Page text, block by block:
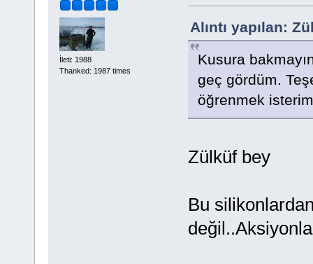
İleti: 1988
Thanked: 1987 times
Alıntı yapılan:
Kusura
geç gördüm.
öğrenmek
Zülküf bey
Bu